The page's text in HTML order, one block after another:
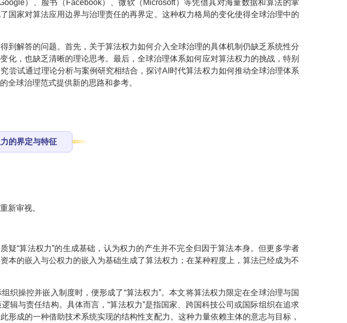
）、脸书（Facebook）、微软（Microsoft）等凭借其对海量数据和算法的掌
家对算法应用边界与治理责任的再界定。这种权力格局的变化使得全球治理中的
解答的问题。首先，关于算法权力如何介入全球治理的具体机制仍缺乏系统性分
，也缺乏清晰的理论思考。最后，全球治理体系如何应对算法权力的挑战，特别
尝试通过理论分析与案例研究相结合，探讨AI时代算法权力如何推动全球治理体系
全球治理范式提供新的思路和参考。
的界定与特征
新审视。
疑“算法权力”的生成基础，认为权力的产生并不完全归因于算法本身。但更多学者
的嵌入与公权力的嵌入为基础生成了算法权力；在某种程度上，算法已经成为不
操控并嵌入制度时，便形成了“算法权力”。本文将算法权力限定在全球治理与国
辑与责任结构。具体而言，“算法权力”是指国家、跨国科技公司或国际组织在追求
成的一种借助技术系统实现的结构性支配力。这种力量依赖主体的意志与目标，